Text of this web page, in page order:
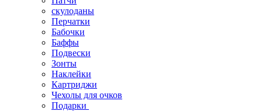
скулоданы
Перчатки
Бабочки
Баффы
Подвески
Зонты
Наклейки
Картриджи
Чехолы для очков
Подарки